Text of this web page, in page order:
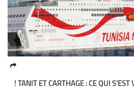
TANIT ET CARTHAGE : CE QUI